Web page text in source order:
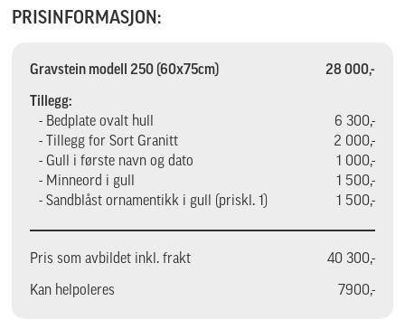
PRISINFORMASJON:
Gravstein modell 250 (60x75cm) 28 000,-
Tillegg:
- Bedplate ovalt hull
6 300,-
- Tillegg for Sort Granitt
2 000,-
- Gull i første navn og dato
1 000,-
- Minneord i gull
1 500,-
- Sandblåst ornamentikk i gull (priskl. 1)
1 500,-
Pris som avbildet inkl. frakt 40 300,-
Kan helpoleres 7900,-